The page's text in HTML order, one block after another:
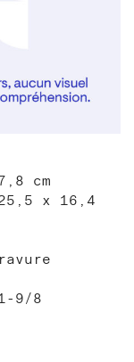
cm
x 16,4
9/8